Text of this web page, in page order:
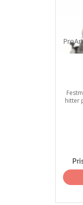
hitter